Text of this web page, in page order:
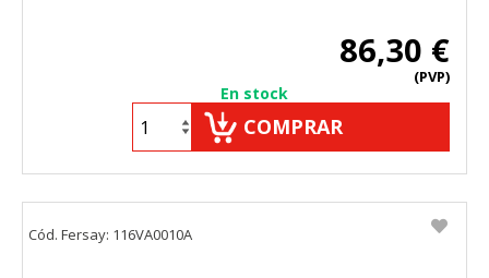
86,30 €
(PVP)
En stock
COMPRAR
Cód. Fersay: 116VA0010A